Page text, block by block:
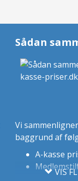
Sådan
Vi
baggrund af
A-kasse
VIS